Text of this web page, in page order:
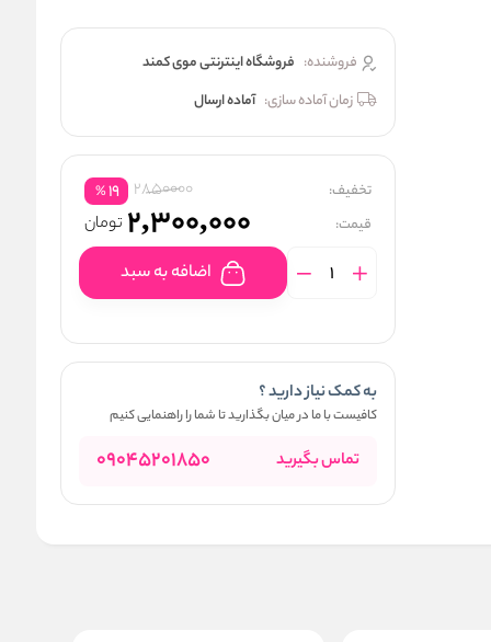
فروشنده: فروشگاه اینترنتی موی کمند
زمان آماده سازی: آماده ارسال
تخفیف: 2850000
19
%
قیمت: 2,300,000 تومان
اضافه به سبد
به کمک نیاز دارید ؟
کافیست با ما در میان بگذارید تا شما را راهنمایی کنیم
تماس بگیرید 09045201850